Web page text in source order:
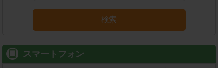
検索
スマートフォン